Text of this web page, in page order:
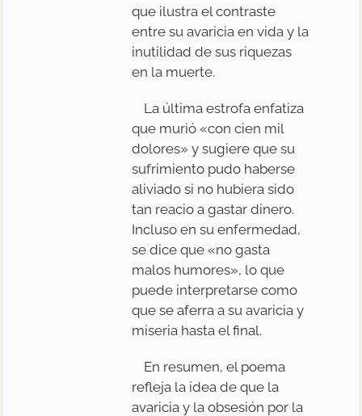
que ilustra el contraste
entre su avaricia en vida y la
inutilidad de sus riquezas
en la muerte.
La última estrofa enfatiza
que murió «con cien mil
dolores» y sugiere que su
sufrimiento pudo haberse
aliviado si no hubiera sido
tan reacio a gastar dinero.
Incluso en su enfermedad,
se dice que «no gasta
malos humores», lo que
puede interpretarse como
que se aferra a su avaricia y
miseria hasta el final.
En resumen, el poema
refleja la idea de que la
avaricia y la obsesión por la